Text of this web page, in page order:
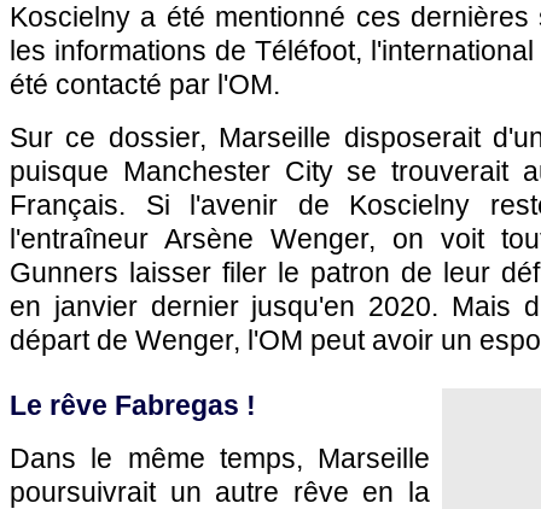
Koscielny a été mentionné ces dernières
les informations de Téléfoot,
été contacté par l'OM.
Sur ce dossier, Marseille disposerait
puisque Manchester City se trouverait
Français. Si l'avenir de Koscielny
l'entraîneur Arsène Wenger, on voit
Gunners laisser filer le patron de leur
en janvier dernier jusqu'en 2020. Mais
départ de Wenger, l'OM peut avoir un
Le rêve Fabregas !
Dans le même temps, Marseille
poursuivrait un autre rêve en la